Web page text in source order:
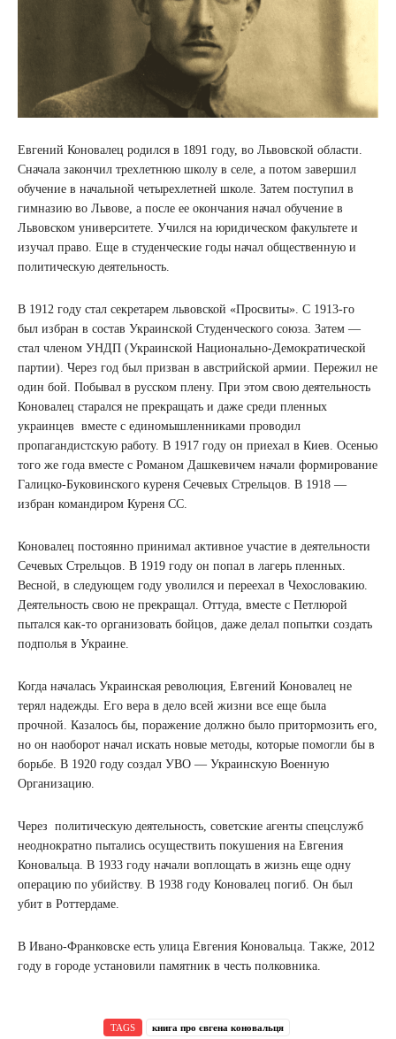
Евгений Коновалец родился в 1891 году, во Львовской области.
Сначала закончил трехлетнюю школу в селе, а потом завершил
обучение в начальной четырехлетней школе. Затем поступил в
гимназию во Львове, а после ее окончания начал обучение в
Львовском университете. Учился на юридическом факультете и
изучал право. Еще в студенческие годы начал общественную и
политическую деятельность.
В 1912 году стал секретарем львовской «Просвиты». С 1913-го
был избран в состав Украинской Студенческого союза. Затем —
стал членом УНДП (Украинской Национально-Демократической
партии). Через год был призван в австрийской армии. Пережил не
один бой. Побывал в русском плену. При этом свою деятельность
Коновалец старался не прекращать и даже среди пленных
украинцев вместе с единомышленниками проводил
пропагандистскую работу. В 1917 году он приехал в Киев. Осенью
того же года вместе с Романом Дашкевичем начали формирование
Галицко-Буковинского куреня Сечевых Стрельцов. В 1918 —
избран командиром Куреня СС.
Коновалец постоянно принимал активное участие в деятельности
Сечевых Стрельцов. В 1919 году он попал в лагерь пленных.
Весной, в следующем году уволился и переехал в Чехословакию.
Деятельность свою не прекращал. Оттуда, вместе с Петлюрой
пытался как-то организовать бойцов, даже делал попытки создать
подполья в Украине.
Когда началась Украинская революция, Евгений Коновалец не
терял надежды. Его вера в дело всей жизни все еще была
прочной. Казалось бы, поражение должно было притормозить его,
но он наоборот начал искать новые методы, которые помогли бы в
борьбе. В 1920 году создал УВО — Украинскую Военную
Организацию.
Через политическую деятельность, советские агенты спецслужб
неоднократно пытались осуществить покушения на Евгения
Коновальца. В 1933 году начали воплощать в жизнь еще одну
операцию по убийству. В 1938 году Коновалец погиб. Он был
убит в Роттердаме.
В Ивано-Франковске есть улица Евгения Коновальца. Также, 2012
году в городе установили памятник в честь полковника.
TAGS книга про євгена коновальця